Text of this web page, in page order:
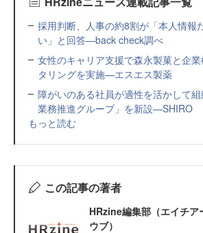
採用判断、人事の約8割が「本人情報
い」と回答—back check調べ
女性のキャリア支援で森永製菓と企
タリングを実施—エスエス製薬
障がいのある社員が適性を活かして
業務推進グループ」を新設—SHIRO
もっと読む
この記事の著者
HRzine編集部（エイチア
ウブ）